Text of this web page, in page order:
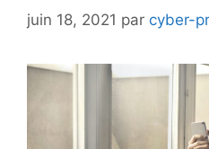
juin 18, 2021 par cyber-